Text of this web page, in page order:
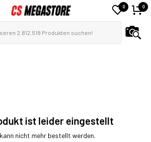
0 0
ist leider eingestellt
nicht mehr bestellt werden.